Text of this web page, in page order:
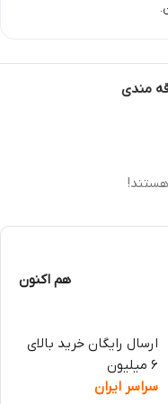
مندی
هم اکنون
ارسال رایگان خرید بالای
6 میلیون
سراسر ایران